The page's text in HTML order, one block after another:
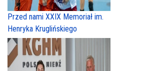
Przed nami XXIX Memoriał im.
Henryka Kruglińskiego